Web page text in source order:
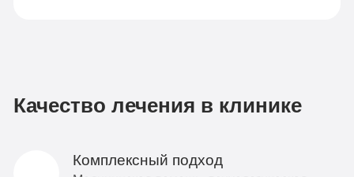
Качество лечения в клинике
Комплексный подход